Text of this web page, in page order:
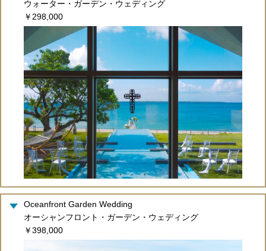
ウォーター・ガーデン・ウェディング
￥298,000
Oceanfront Garden Wedding
オーシャンフロント・ガーデン・ウェディング
￥398,000